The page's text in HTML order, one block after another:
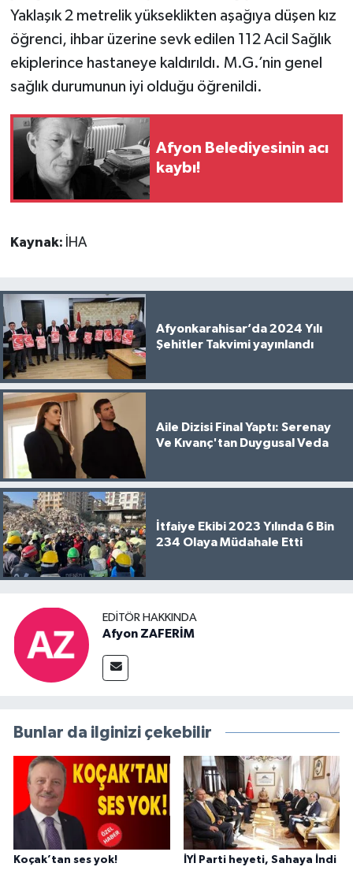
Yaklaşık 2 metrelik yükseklikten aşağıya düşen kız
öğrenci, ihbar üzerine sevk edilen 112 Acil Sağlık
ekiplerince hastaneye kaldırıldı. M.G.’nin genel
sağlık durumunun iyi olduğu öğrenildi.
Afyon Belediyesinin acı
kaybı!
Kaynak: İHA
Afyonkarahisar’da 2024 Yılı
Şehitler Takvimi yayınlandı
Aile Dizisi Final Yaptı: Serenay
Ve Kıvanç'tan Duygusal Veda
İtfaiye Ekibi 2023 Yılında 6 Bin
234 Olaya Müdahale Etti
EDITÖR HAKKINDA
Afyon ZAFERİM
Bunlar da ilginizi çekebilir
Koçak’tan ses yok! İYİ Parti heyeti, Sahaya İndi